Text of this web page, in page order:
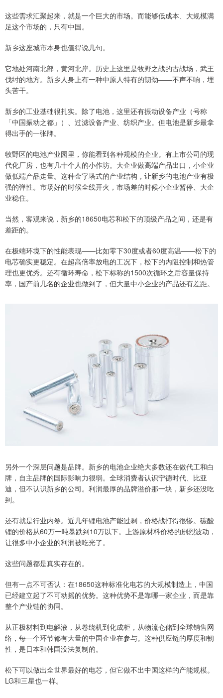
这些需求汇聚起来，就是一个巨大的市场。而能够低成本、大规模满
足这个市场的，只有中国。
新乡这座城市本身也值得说几句。
它地处河南北部，黄河北岸。历史上这里是牧野之战的古战场，武王
伐纣的地方。新乡人身上有一种中原人特有的韧劲——不声不响，埋
头苦干。
新乡的工业基础很扎实。除了电池，这里还有振动设备产业（号称
「中国振动之都」）、过滤设备产业、纺织产业。但电池是新乡最拿
得出手的一张牌。
牧野区的电池产业园里，你能看到各种规模的企业。有上市公司的现
代化厂房，也有几十个人的小作坊。大企业做高端产品出口，小企业
做低端产品走量。这种金字塔式的产业结构，让新乡的电池产业有极
强的弹性。市场好的时候全线开火，市场差的时候小企业暂停、大企
业稳住。
当然，客观来说，新乡的18650电芯和松下的顶级产品之间，还是有
差距的。
在极端环境下的性能表现——比如零下30度或者60度高温——松下的
电芯确实更稳定。在超高倍率放电的工况下，松下的内阻控制和热管
理也更优秀。还有循环寿命，松下标称的1500次循环之后容量保持
率，国产前几名的企业也做到了，但大量中小企业的产品还有差距。
另外一个深层问题是品牌。新乡的电池企业绝大多数还在做代工和白
牌，自主品牌的国际影响力很弱。全球消费者认识宁德时代、比亚
迪，但不认识新乡的公司。利润最厚的品牌溢价那一块，新乡还没吃
到。
还有就是行业内卷。近几年锂电池产能过剩，价格战打得很惨。碳酸
锂的价格从60万一吨暴跌到10万以下。上游原材料价格的剧烈波动，
让很多中小企业的利润被吃光了。
这些问题都是真实存在的。
但有一点不可否认：在18650这种标准化电芯的大规模制造上，中国
已经建立起了不可动摇的优势。这种优势不是靠哪一家企业，而是靠
整个产业链的协同。
从正极材料到电解液，从卷绕机到化成柜，从物流仓储到全球销售网
络，每一个环节都有大量的中国企业在参与。这种供应链的厚度和韧
性，是日本和韩国没法复制的。
松下可以做出全世界最好的电芯，但它做不出中国这样的产能规模。
LG和三星也一样。